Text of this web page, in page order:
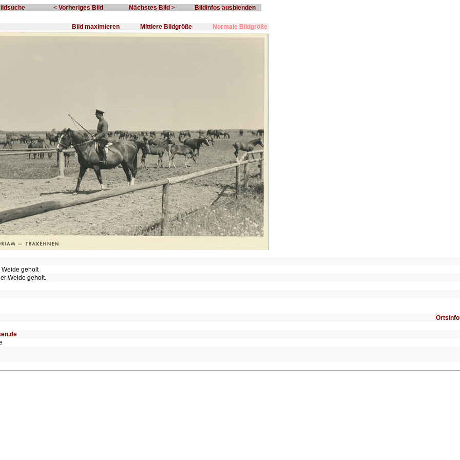
< Vorheriges Bild Nächstes Bild > Bildinfos ausblenden
Normale Bildgröße
Mittlere Bildgröße
Bild maximieren
Weide geholt
Weide geholt.
Ortsinfo